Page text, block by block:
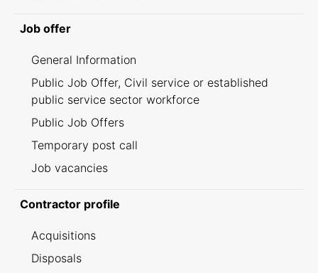
Job offer
General Information
Public Job Offer, Civil service or established
public service sector workforce
Public Job Offers
Temporary post call
Job vacancies
Contractor profile
Acquisitions
Disposals